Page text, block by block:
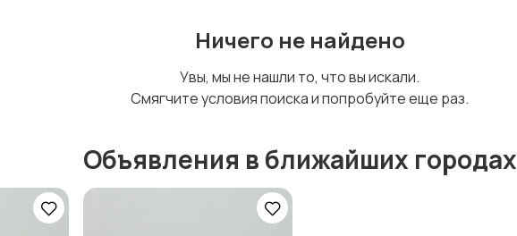
Ничего не найдено
Увы, мы не нашли то, что вы искали.
Смягчите условия поиска и попробуйте еще раз.
Объявления в ближайших городах